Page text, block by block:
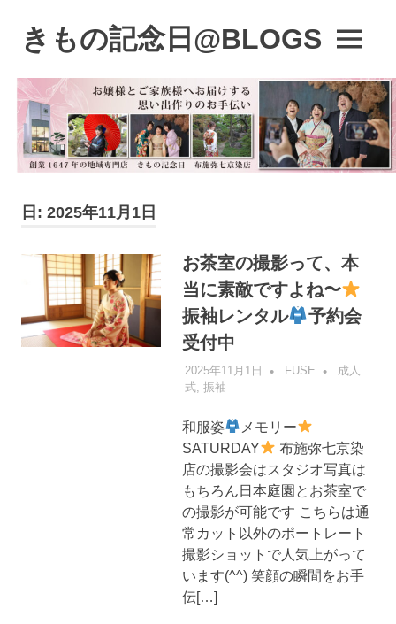
きもの記念日@BLOGS
物
初
心
者
で
し
読
考
に
MENU
日: 2025年11月1日
お茶室の撮影って、本
当に素敵ですよね〜
振袖レンタル
予約会
受付中
2025年11月1日 FUSE
成人
式, 振袖
和服姿
メモリー
SATURDAY
布施弥七京染
店の撮影会はスタジオ写真は
もちろん日本庭園とお茶室で
の撮影が可能です こちらは通
常カット以外のポートレート
撮影ショットで人気上がって
います(^^) 笑顔の瞬間をお手
伝[…]